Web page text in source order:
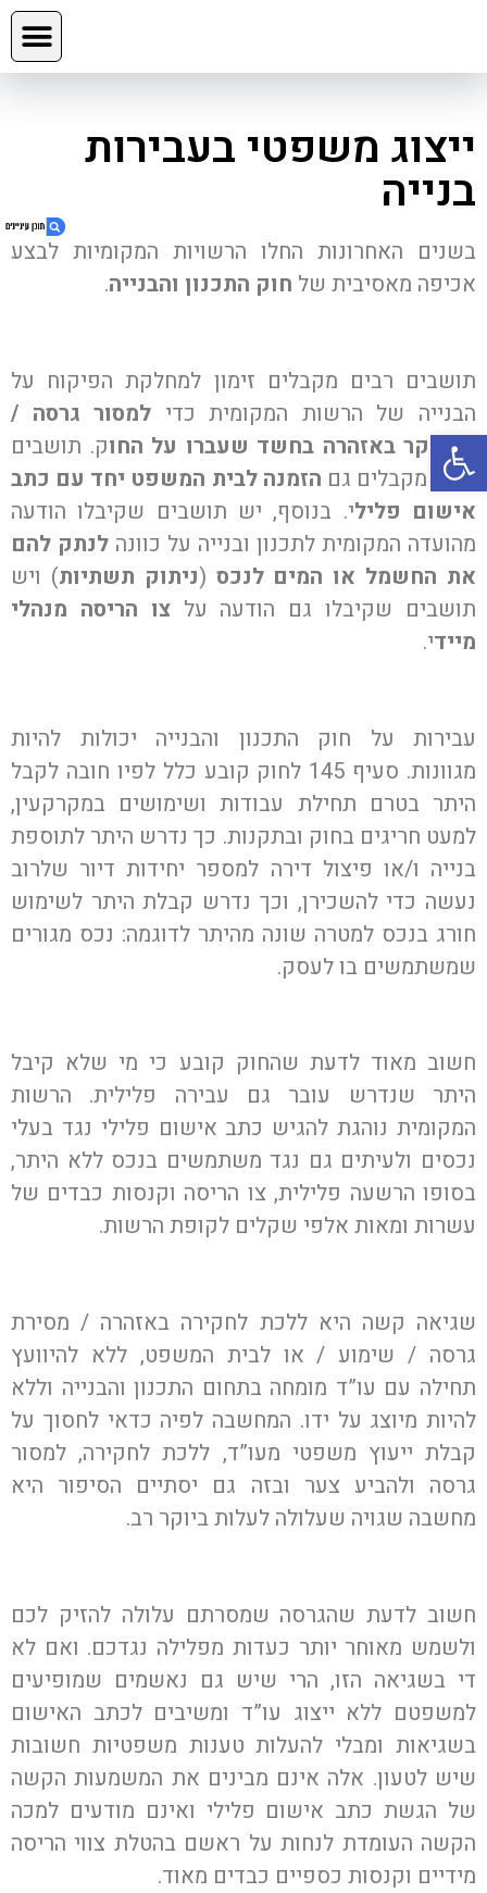
פתח סרגל נגישות
3. השאירו פרטים:
4. עוד בנושא
5. השאירו את הפרטים ואנו ניצור אתכם קשר
6. הודעה על ניתוק תשתיות לנכס בגין עבירת
בניה – מה עושים ?
7. עבירות בניה והחשיבות של ייצוג משפטי על
ידי עורך דין
8. מהן חריגות בניה והאם ניתן לבצע הסדרה
ייצוג משפטי בעבירות
בנייה
בשנים האחרונות החלו הרשויות המקומיות לבצע
אכיפה מאסיבית של חוק התכנון והבנייה.
תושבים רבים מקבלים זימון למחלקת הפיקוח על
הבנייה של הרשות המקומית כדי למסור גרסה /
להיחקר באזהרה בחשד שעברו על החוק. תושבים
רבים מקבלים גם הזמנה לבית המשפט יחד עם כתב
אישום פלילי. בנוסף, יש תושבים שקיבלו הודעה
מהועדה המקומית לתכנון ובנייה על כוונה לנתק להם
את החשמל או המים לנכס (ניתוק תשתיות) ויש
תושבים שקיבלו גם הודעה עלצו הריסה מנהלי
מיידי.
עבירות על חוק התכנון והבנייה יכולות להיות
מגוונות. סעיף 145 לחוק קובע כלל לפיו חובה לקבל
היתר בטרם תחילת עבודות ושימושים במקרקעין,
למעט חריגים בחוק ובתקנות. כך נדרש היתר לתוספת
בנייה ו/או פיצול דירה למספר יחידות דיור שלרוב
נעשה כדי להשכירן, וכך נדרש קבלת היתר לשימוש
חורג בנכס למטרה שונה מהיתר לדוגמה: נכס מגורים
שמשתמשים בו לעסק.
חשוב מאוד לדעת שהחוק קובע כי מי שלא קיבל
היתר שנדרש עובר גם עבירה פלילית. הרשות
המקומית נוהגת להגיש כתב אישום פלילי נגד בעלי
נכסים ולעיתים גם נגד משתמשים בנכס ללא היתר,
בסופו הרשעה פלילית, צו הריסה וקנסות כבדים של
עשרות ומאות אלפי שקלים לקופת הרשות.
שגיאה קשה היא ללכת לחקירה באזהרה / מסירת
גרסה / שימוע / או לבית המשפט, ללא להיוועץ
תחילה עם עו”ד מומחה בתחום התכנון והבנייה וללא
להיות מיוצג על ידו. המחשבה לפיה כדאי לחסוך על
קבלת ייעוץ משפטי מעו”ד, ללכת לחקירה, למסור
גרסה ולהביע צער ובזה גם יסתיים הסיפור היא
מחשבה שגויה שעלולה לעלות ביוקר רב.
חשוב לדעת שהגרסה שמסרתם עלולה להזיק לכם
ולשמש מאוחר יותר כעדות מפלילה נגדכם. ואם לא
די בשגיאה הזו, הרי שיש גם נאשמים שמופיעים
למשפטם ללא ייצוג עו”ד ומשיבים לכתב האישום
בשגיאות ומבלי להעלות טענות משפטיות חשובות
שיש לטעון. אלה אינם מבינים את המשמעות הקשה
של הגשת כתב אישום פלילי ואינם מודעים למכה
הקשה העומדת לנחות על ראשם בהטלת צווי הריסה
מידיים וקנסות כספיים כבדים מאוד.